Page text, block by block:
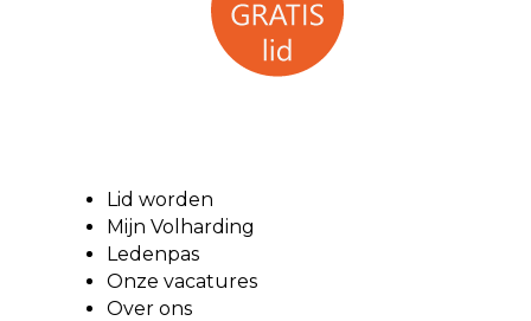
Lid worden
Mijn Volharding
Ledenpas
Onze vacatures
Over ons